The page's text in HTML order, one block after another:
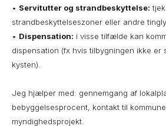
• Servitutter og strandbeskyttelse:
strandbeskyttelseszoner eller andre
• Dispensation: i visse tilfælde kan
dispensation (fx hvis tilbygningen ikke er
kysten).
Jeg hjælper med: gennemgang af
bebyggelsesprocent, kontakt til
myndighedsprojekt.